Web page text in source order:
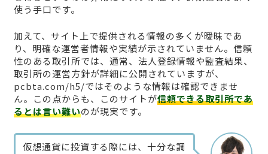
使う手口です。
加えて、サイト上で提供される情報の多くが曖昧であ
り、明確な運営者情報や実績が示されていません。信頼
性のある取引所では、通常、法人登録情報や監査結果、
取引所の運営方針が詳細に公開されていますが、
pcbta.com/h5/ではそのような情報は確認できませ
ん。この点からも、このサイトが信頼できる取引所であ
るとは言い難いのが現実です。
仮想通貨に投資する際には、十分な調